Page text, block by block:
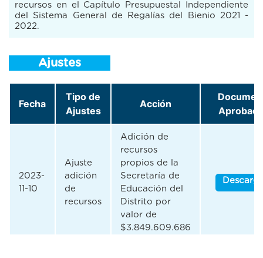
recursos en el Capítulo Presupuestal Independiente
del Sistema General de Regalías del Bienio 2021 -
2022.
Ajustes
Fecha
Tipo de
Ajustes
Acción
2023-
11-10
Ajuste
adición
de
recursos
Adición de
recursos
propios de la
Secretaría de
Educación del
Distrito por
valor de
$3.849.609.686